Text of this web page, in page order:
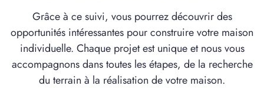
Maresquel-Ecquemicourt(62990)
4 TERRAINS CONSTRUCTIBLES
Nampont(80120)
2 TERRAINS CONSTRUCTIBLES
Grâce à ce suivi, vous pourrez découvrir des
opportunités intéressantes pour construire votre maison
individuelle. Chaque projet est unique et nous vous
accompagnons dans toutes les étapes, de la recherche
du terrain à la réalisation de votre maison.